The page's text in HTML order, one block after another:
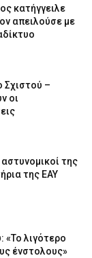
κατήγγειλε
απειλούσε με
Σχιστού –
οι
της
της ΕΑΥ
λιγότερο
ένστολους»